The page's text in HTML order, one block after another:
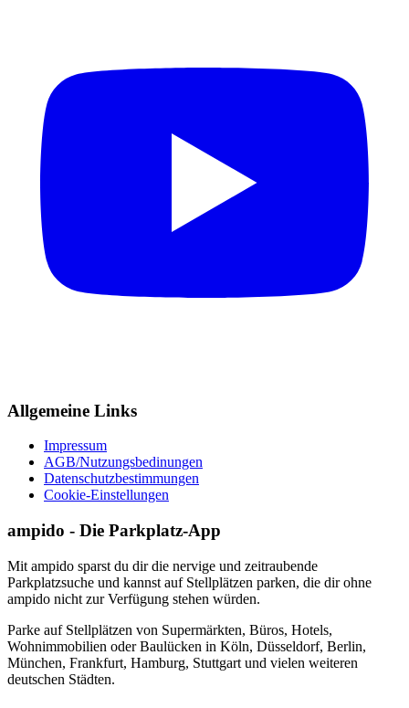
Allgemeine Links
Impressum
AGB/Nutzungsbedinungen
Datenschutzbestimmungen
Cookie-Einstellungen
ampido - Die Parkplatz-App
Mit ampido sparst du dir die nervige und zeitraubende
Parkplatzsuche und kannst auf Stellplätzen parken, die dir ohne
ampido nicht zur Verfügung stehen würden.
Parke auf Stellplätzen von Supermärkten, Büros, Hotels,
Wohnimmobilien oder Baulücken in Köln, Düsseldorf, Berlin,
München, Frankfurt, Hamburg, Stuttgart und vielen weiteren
deutschen Städten.